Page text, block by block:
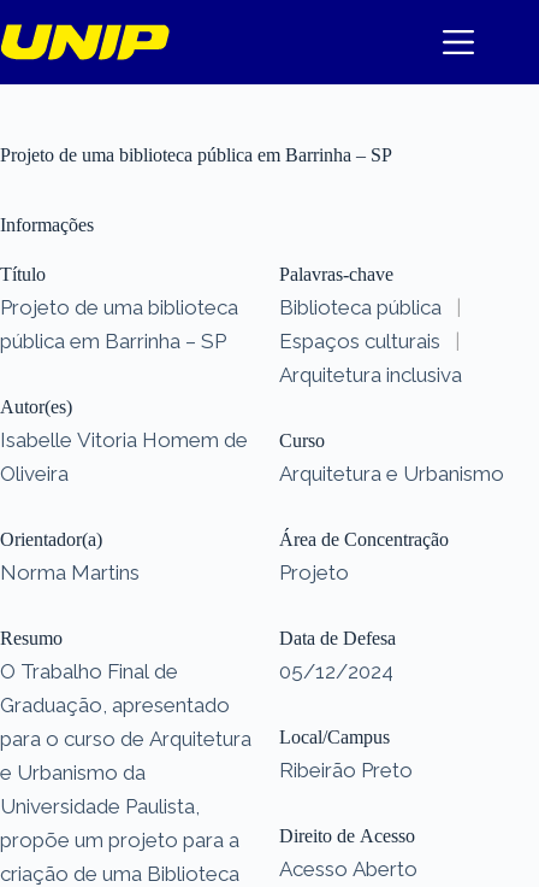
para
o
Projeto de uma biblioteca pública em Barrinha – SP
Informações
Título
Projeto de uma biblioteca
pública em Barrinha – SP
Autor(es)
Isabelle Vitoria Homem de
Oliveira
Orientador(a)
Norma Martins
Resumo
O Trabalho Final de
Graduação, apresentado
para o curso de Arquitetura
e Urbanismo da
Universidade Paulista,
propõe um projeto para a
criação de uma Biblioteca
Palavras-chave
Biblioteca pública
|
Espaços culturais
|
Arquitetura inclusiva
Curso
Arquitetura e Urbanismo
Área de Concentração
Projeto
Data de Defesa
05/12/2024
Local/Campus
Ribeirão Preto
Direito de Acesso
Acesso Aberto